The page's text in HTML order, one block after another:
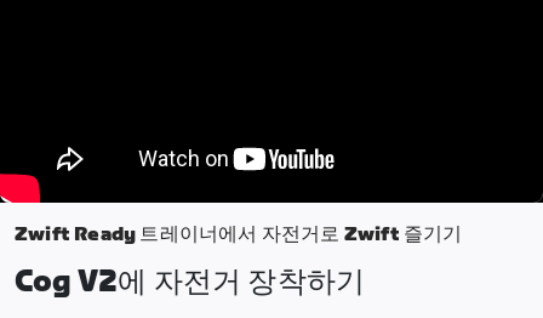
Zwift Ready 트레이너에서 자전거로 Zwift 즐기기
Cog V2에 자전거 장착하기